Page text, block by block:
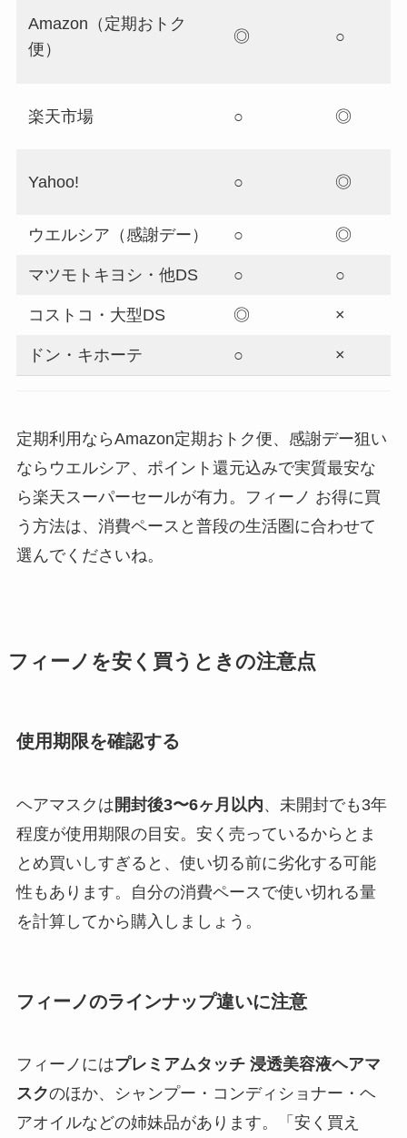
Amazon（定期おトク
便）
◎ ○
楽天市場 ○ ◎
Yahoo! ○ ◎
ウエルシア（感謝デー） ○ ◎
マツモトキヨシ・他DS ○ ○
コストコ・大型DS ◎ ×
ドン・キホーテ ○ ×
定期利用ならAmazon定期おトク便、感謝デー狙い
ならウエルシア、ポイント還元込みで実質最安な
ら楽天スーパーセールが有力。フィーノ お得に買
う方法は、消費ペースと普段の生活圏に合わせて
選んでくださいね。
フィーノを安く買うときの注意点
使用期限を確認する
ヘアマスクは 開封後3〜6ヶ月以内、未開封でも3年
程度が使用期限の目安。安く売っているからとま
とめ買いしすぎると、使い切る前に劣化する可能
性もあります。自分の消費ペースで使い切れる量
を計算してから購入しましょう。
フィーノのラインナップ違いに注意
フィーノにはプレミアムタッチ 浸透美容液ヘアマ
スクのほか、シャンプー・コンディショナー・ヘ
アオイルなどの姉妹品があります。「安く買え